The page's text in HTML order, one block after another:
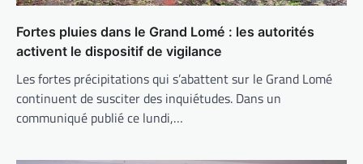
Fortes pluies dans le Grand Lomé : les autorités
activent le dispositif de vigilance
Les fortes précipitations qui s’abattent sur le Grand Lomé
continuent de susciter des inquiétudes. Dans un
communiqué publié ce lundi,…